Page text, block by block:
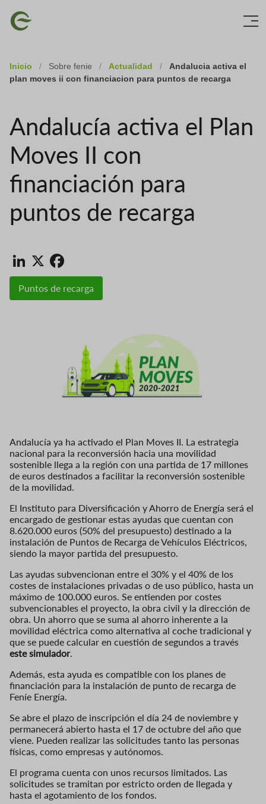
Imagen
Inicio / Sobre fenie / Actualidad /
Andalucia activa el
plan moves ii con financiacion para puntos de recarga
Andalucía activa el Plan
Moves II con
financiación para
puntos de recarga
LinkedIn
X
Puntos de recarga
Andalucía ya ha activado el Plan Moves II. La estrategia
nacional para la reconversión hacia una movilidad
sostenible llega a la región con una partida de 17 millones
de euros destinados a facilitar la reconversión sostenible
de la movilidad.
El Instituto para Diversificación y Ahorro de Energía será el
encargado de gestionar estas ayudas que cuentan con
8.620.000 euros (50% del presupuesto) destinado a la
instalación de Puntos de Recarga de Vehículos Eléctricos,
siendo la mayor partida del presupuesto.
Las ayudas subvencionan entre el 30% y el 40% de los
costes de instalaciones privadas o de uso público, hasta un
máximo de 100.000 euros. Se entienden por costes
subvencionables el proyecto, la obra civil y la dirección de
obra. Un ahorro que se suma al ahorro inherente a la
movilidad eléctrica como alternativa al coche tradicional y
que se puede calcular en cuestión de segundos a través
este simulador.
Además, esta ayuda es compatible con los planes de
financiación para la instalación de punto de recarga de
Feníe Energía.
Se abre el plazo de inscripción el día 24 de noviembre y
permanecerá abierto hasta el 17 de octubre del año que
viene. Pueden realizar las solicitudes tanto las personas
físicas, como empresas y autónomos.
El programa cuenta con unos recursos limitados. Las
solicitudes se tramitan por estricto orden de llegada y
hasta el agotamiento de los fondos.